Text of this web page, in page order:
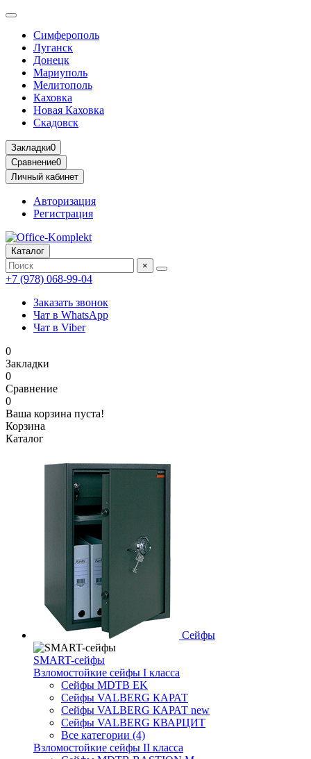
Симферополь
Луганск
Донецк
Мариуполь
Мелитополь
Каховка
Новая Каховка
Скадовск
Закладки0
Сравнение0
Личный кабинет
Авторизация
Регистрация
Каталог
×
+7 (978) 068-99-04
Заказать звонок
Чат в WhatsApp
Чат в Viber
0
Закладки
0
Сравнение
0
Ваша корзина пуста!
Корзина
Каталог
Сейфы
SMART-сейфы
Взломостойкие сейфы I класса
Сейфы MDTB EK
Сейфы VALBERG КАРАТ
Сейфы VALBERG КАРАТ new
Сейфы VALBERG КВАРЦИТ
Все категории (4)
Взломостойкие сейфы II класса